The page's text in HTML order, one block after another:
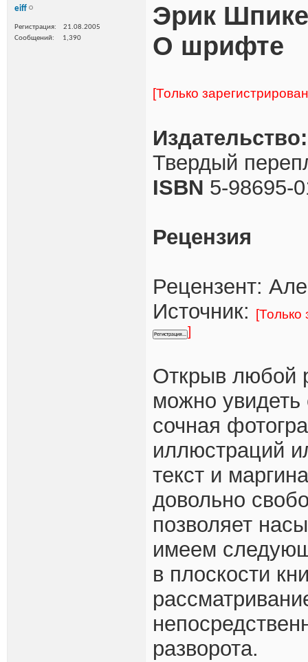
eiff
Регистрация
21.08.2005
Сообщений
1,390
Эрик
О шрифте
[Только
Издательство:
Твердый
ISBN 5-98695-
Рецензия
Рецензент:
Источник:
[Только
]
Открыв любой
можно
сочная
иллюстраций
текст и
довольно
позволяет
имеем
в плоскости
разворота.